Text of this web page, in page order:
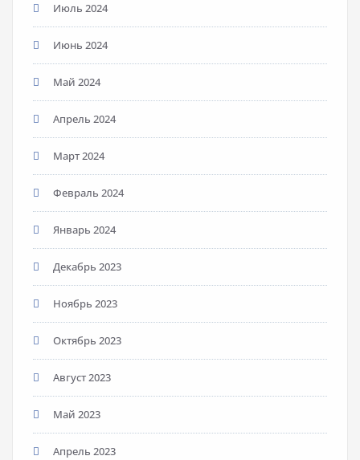
Июль 2024
Июнь 2024
Май 2024
Апрель 2024
Март 2024
Февраль 2024
Январь 2024
Декабрь 2023
Ноябрь 2023
Октябрь 2023
Август 2023
Май 2023
Апрель 2023